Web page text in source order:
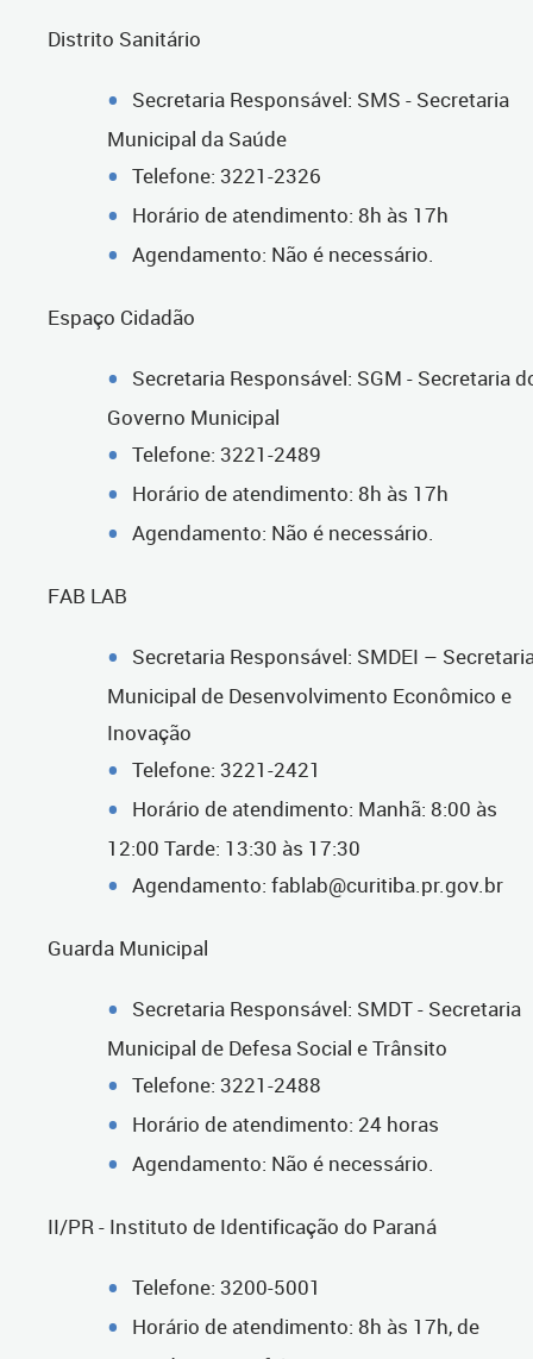
Distrito Sanitário
Secretaria Responsável: SMS - Secretaria
Municipal da Saúde
Telefone: 3221-2326
Horário de atendimento: 8h às 17h
Agendamento: Não é necessário.
Espaço Cidadão
Secretaria Responsável: SGM - Secretaria
Governo Municipal
Telefone: 3221-2489
Horário de atendimento: 8h às 17h
Agendamento: Não é necessário.
FAB LAB
Secretaria Responsável: SMDEI –
Municipal de Desenvolvimento Econômico e
Inovação
Telefone: 3221-2421
Horário de atendimento: Manhã: 8:00 às
12:00 Tarde: 13:30 às 17:30
Agendamento: fablab@curitiba.pr.gov.br
Guarda Municipal
Secretaria Responsável: SMDT - Secretaria
Municipal de Defesa Social e Trânsito
Telefone: 3221-2488
Horário de atendimento: 24 horas
Agendamento: Não é necessário.
II/PR - Instituto de Identificação do Paraná
Telefone: 3200-5001
Horário de atendimento: 8h às 17h, de